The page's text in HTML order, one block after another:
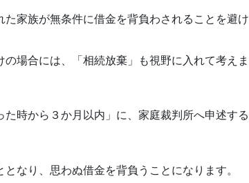
家族が無条件に借金を背負わされることを避け
場合には、「相続放棄」も視野に入れて考えま
た時から３か月以内」に、家庭裁判所へ申述する
なり、思わぬ借金を背負うことになります。